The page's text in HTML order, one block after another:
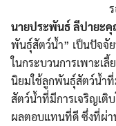
นายประพันธ์ ลีปายะ
พันธุ์สัตว์น้ำ” เป็นปัจจั
ในกระบวนการเพาะเลี้
นิยมใช้ลูกพันธุ์สัตว์น้ำที่
สัตว์น้ำที่มีการเจริญเติ
ผลตอบแทนที่ดี ซึ่งที่ผ่า